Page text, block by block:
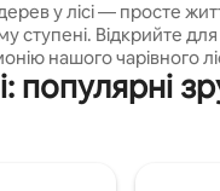
у лісі — просте
ступені. Відкрийте для
нашого чарівного
серед красот
відчувається як
популярні